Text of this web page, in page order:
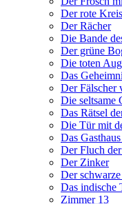
Der rote Kreis
Der Rächer
Die Bande
Der grüne
Die toten
Das
Der Fälscher
Die seltsame
Das Rätsel
Die Tür mit
Das
Der Fluch
Der Zinker
Der
Das indische
Zimmer 13